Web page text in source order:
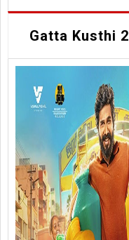
Gatta Kusthi 2